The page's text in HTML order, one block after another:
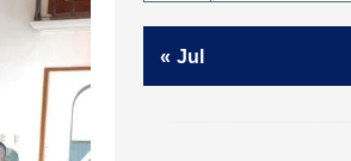
« Jul